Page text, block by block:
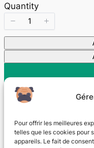
Pour offrir les meilleures
telles que les cookies pour
appareils. Le fait de
Quantity
AUBIZ
Vos nouveaux